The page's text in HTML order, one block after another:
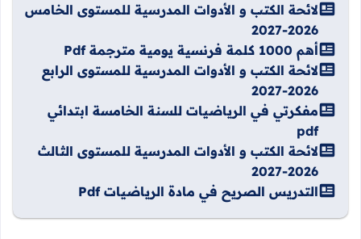
لائحة الكتب و الأدوات المدرسية للمستوى الخامس
2026-2027
أهم 1000 كلمة فرنسية يومية مترجمة Pdf
لائحة الكتب و الأدوات المدرسية للمستوى الرابع
2026-2027
مفكرتي في الرياضيات للسنة الخامسة ابتدائي
pdf
لائحة الكتب و الأدوات المدرسية للمستوى الثالث
2026-2027
التدريس الصريح في مادة الرياضيات Pdf